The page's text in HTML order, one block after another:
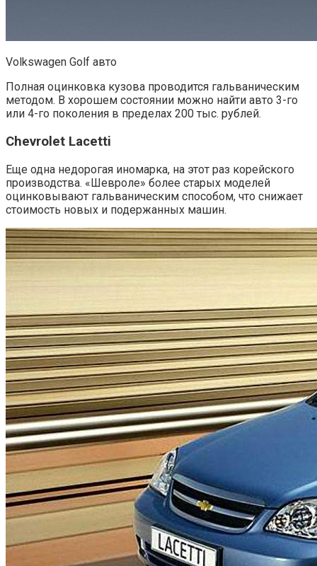
Volkswagen Golf авто
Полная оцинковка кузова проводится гальваническим
методом. В хорошем состоянии можно найти авто 3-го
или 4-го поколения в пределах 200 тыс. рублей.
Chevrolet Lacetti
Еще одна недорогая иномарка, на этот раз корейского
производства. «Шевроле» более старых моделей
оцинковывают гальваническим способом, что снижает
стоимость новых и подержанных машин.